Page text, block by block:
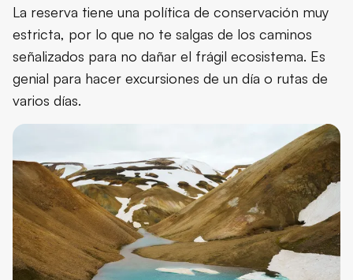
La reserva tiene una política de conservación muy
estricta, por lo que no te salgas de los caminos
señalizados para no dañar el frágil ecosistema. Es
genial para hacer excursiones de un día o rutas de
varios días.